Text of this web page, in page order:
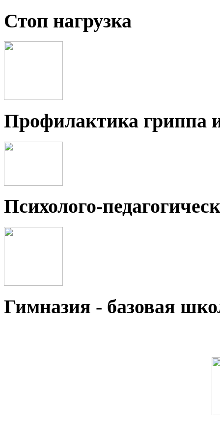
Стоп нагрузка
Профилактика
Психолого-
Гимназия - базовая